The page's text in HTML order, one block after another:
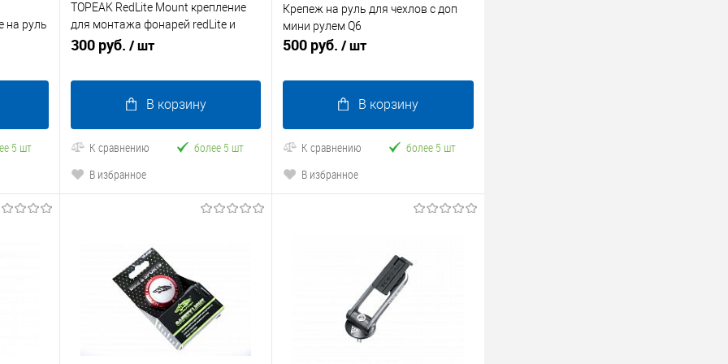
на руль
5 шт
TOPEAK RedLite Mount крепление
для монтажа фонарей redLite и
redLite UFO на багажники
300 руб. / шт
В корзину
К сравнению
более 5 шт
В избранное
Крепеж на руль для чехлов с доп
мини рулем Q6
500 руб. / шт
В корзину
К сравнению
более 5 шт
В избранное